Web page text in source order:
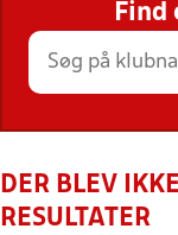
Find
DER BLEV
RESULTATER